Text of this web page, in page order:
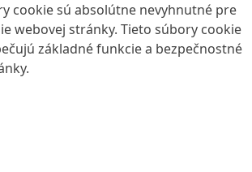
cookie sú absolútne nevyhnutné pre
webovej stránky. Tieto súbory cookie
základné funkcie a bezpečnostné